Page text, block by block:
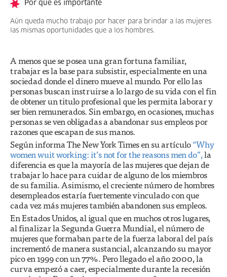
Por qué es importante
Aún queda mucho trabajo por hacer para brindar a las mujeres
las mismas oportunidades que a los hombres.
A menos que se posea una gran fortuna familiar,
trabajar es la base para subsistir, especialmente en una
sociedad donde el dinero mueve al mundo. Por ello las
personas buscan instruirse a lo largo de su vida con el fin
de obtener un titulo profesional que les permita laborar y
ser bien remunerados. Sin embargo, en ocasiones, muchas
personas se ven obligadas a abandonar sus empleos por
razones que escapan de sus manos.
Según informa The New York Times en su artículo“Why
women wuit working: it’s not for the reasons men do”,la
diferencia es que la mayoría de las mujeres que dejan de
trabajar lo hace para cuidar de alguno de los miembros
de su familia. Asimismo, el creciente número de hombres
desempleados estaría fuertemente vinculado con que
cada vez más mujeres también abandonen sus empleos.
En Estados Unidos, al igual que en muchos otros lugares,
al finalizar la Segunda Guerra Mundial, el número de
mujeres que formaban parte de la fuerza laboral del país
incrementó de manera sustancial, alcanzando su mayor
pico en 1999 con un 77%. Pero llegado el año 2000, la
curva empezó a caer, especialmente durante la recesión